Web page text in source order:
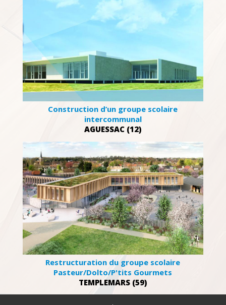
Construction d’un groupe scolaire
intercommunal
AGUESSAC (12)
Restructuration du groupe scolaire
Pasteur/Dolto/P'tits Gourmets
TEMPLEMARS (59)